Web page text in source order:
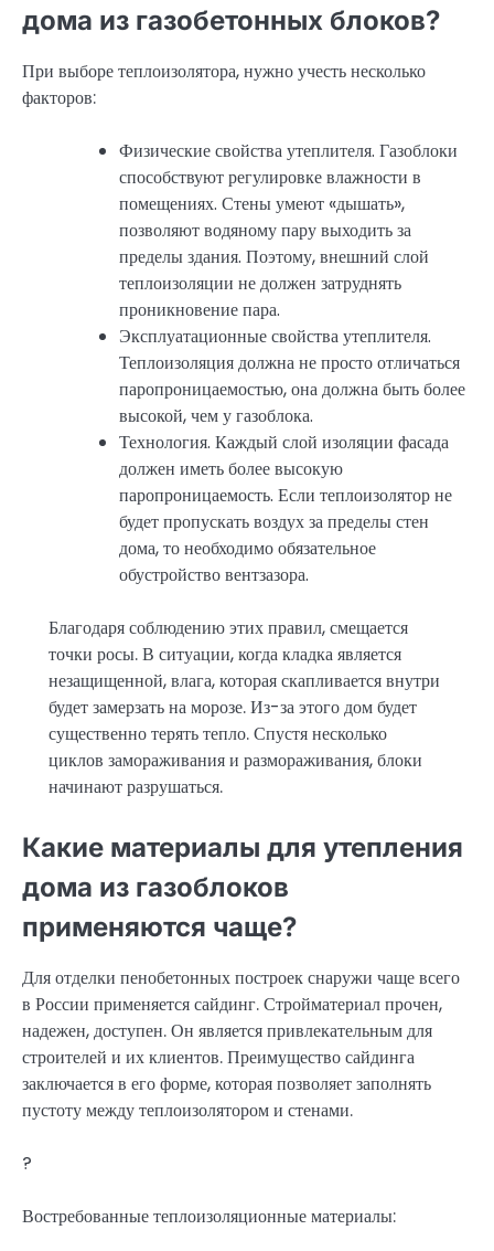
дома из газобетонных блоков?
При выборе теплоизолятора, нужно учесть несколько
факторов:
Физические свойства утеплителя. Газоблоки
способствуют регулировке влажности в
помещениях. Стены умеют «дышать»,
позволяют водяному пару выходить за
пределы здания. Поэтому, внешний слой
теплоизоляции не должен затруднять
проникновение пара.
Эксплуатационные свойства утеплителя.
Теплоизоляция должна не просто отличаться
паропроницаемостью, она должна быть более
высокой, чем у газоблока.
Технология. Каждый слой изоляции фасада
должен иметь более высокую
паропроницаемость. Если теплоизолятор не
будет пропускать воздух за пределы стен
дома, то необходимо обязательное
обустройство вентзазора.
Благодаря соблюдению этих правил, смещается
точки росы. В ситуации, когда кладка является
незащищенной, влага, которая скапливается внутри
будет замерзать на морозе. Из-за этого дом будет
существенно терять тепло. Спустя несколько
циклов замораживания и размораживания, блоки
начинают разрушаться.
Какие материалы для утепления
дома из газоблоков
применяются чаще?
Для отделки пенобетонных построек снаружи чаще всего
в России применяется сайдинг. Стройматериал прочен,
надежен, доступен. Он является привлекательным для
строителей и их клиентов. Преимущество сайдинга
заключается в его форме, которая позволяет заполнять
пустоту между теплоизолятором и стенами.
?
Востребованные теплоизоляционные материалы: